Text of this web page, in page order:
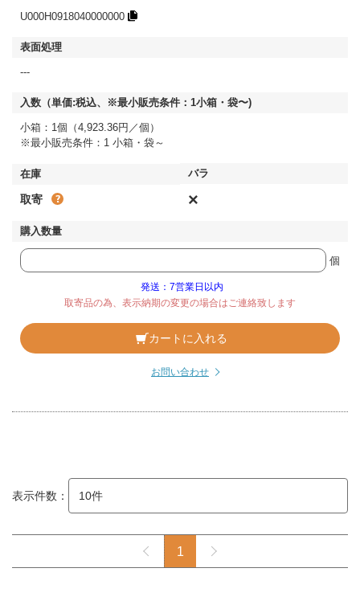
U000H0918040000000
---
小箱：1個（4,923.36円／個）
※最小販売条件：1 小箱・袋～
取寄 ×
個
発送：7営業日以内
取寄品の為、表示納期の変更の場合はご連絡致します
カートに入れる
お問い合わせ
表示件数：
1